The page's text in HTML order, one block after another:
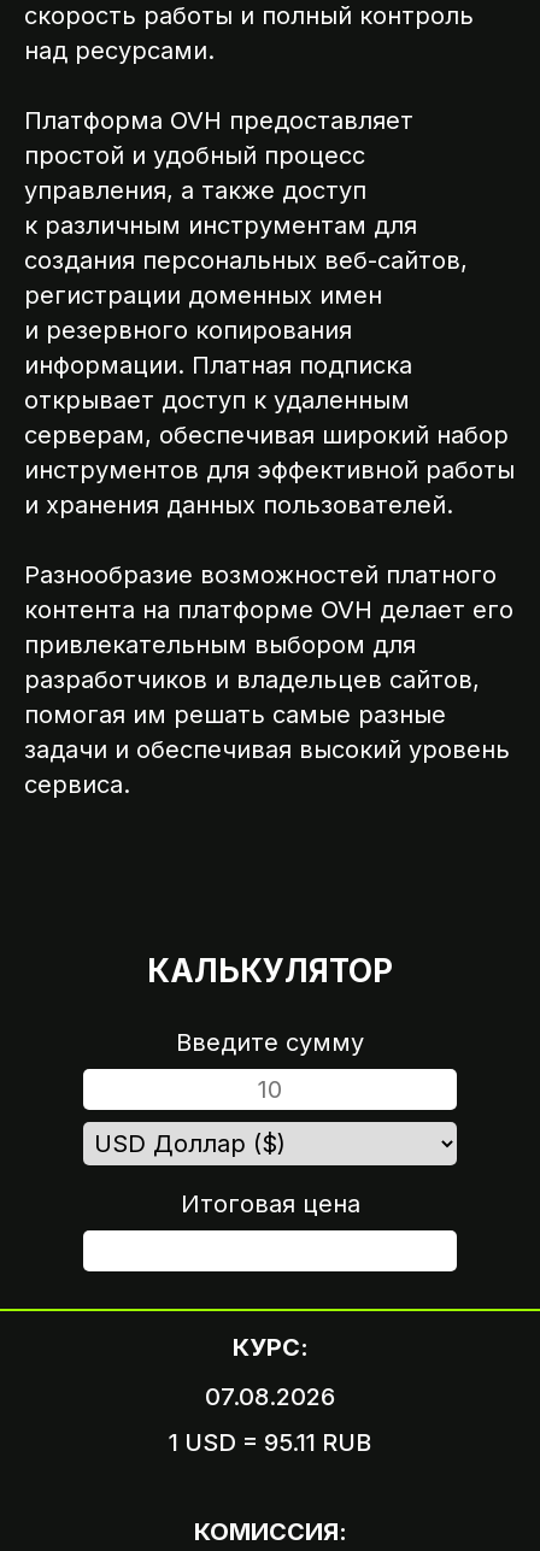
скорость работы и полный контроль
над ресурсами.
Платформа OVH предоставляет
простой и удобный процесс
управления, а также доступ
к различным инструментам для
создания персональных веб-сайтов,
регистрации доменных имен
и резервного копирования
информации. Платная подписка
открывает доступ к удаленным
серверам, обеспечивая широкий набор
инструментов для эффективной работы
и хранения данных пользователей.
Разнообразие возможностей платного
контента на платформе OVH делает его
привлекательным выбором для
разработчиков и владельцев сайтов,
помогая им решать самые разные
задачи и обеспечивая высокий уровень
сервиса.
КОМИССИЯ:
КУРС:
07.08.2026
1 USD = 95.11 RUB
Введите сумму
Итоговая цена
КАЛЬКУЛЯТОР
от вашего аккаунта
ШАГ 4